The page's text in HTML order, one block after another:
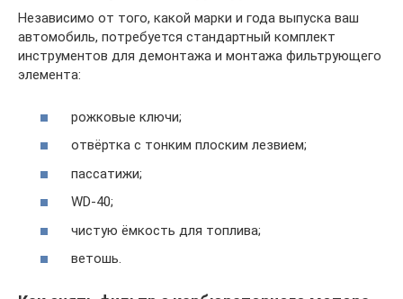
Независимо от того, какой марки и года выпуска ваш
автомобиль, потребуется стандартный комплект
инструментов для демонтажа и монтажа фильтрующего
элемента:
рожковые ключи;
отвёртка с тонким плоским лезвием;
пассатижи;
WD-40;
чистую ёмкость для топлива;
ветошь.